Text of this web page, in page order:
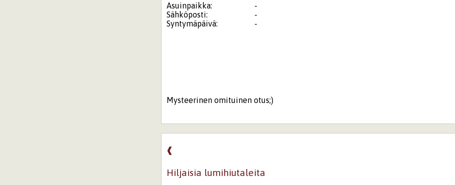
Asuinpaikka:
-
Sähköposti:
-
Syntymäpäivä:
-
Mysteerinen omituinen otus;)
❰
Hiljaisia lumihiutaleita